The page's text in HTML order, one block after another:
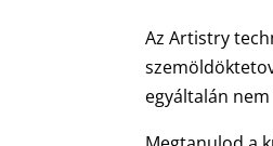
Az Artistry
egyáltalán